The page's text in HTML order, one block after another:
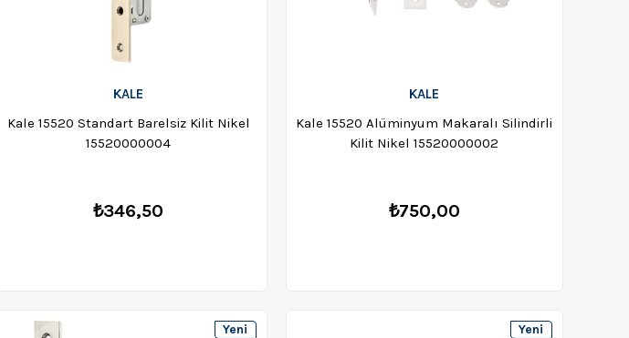
KALE
Kale 15520 Standart Barelsiz Kilit Nikel
15520000004
₺346,50
KALE
Kale 15520 Alüminyum Makaralı Silindirli
Kilit Nikel 15520000002
₺750,00
Yeni
Yeni